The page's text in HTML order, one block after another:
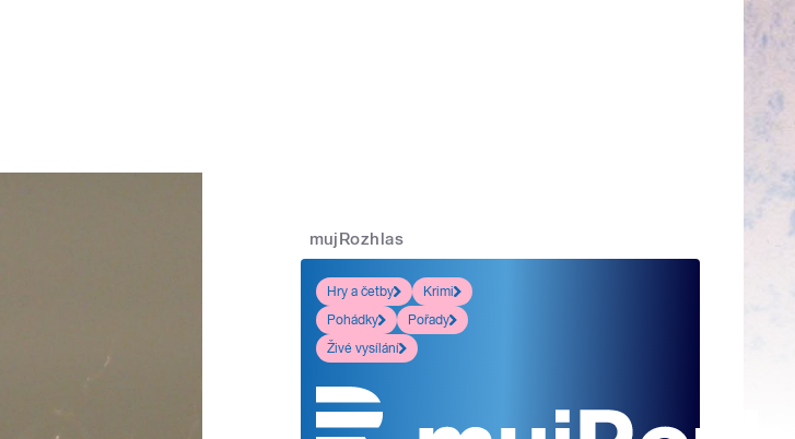
mujRozhlas
Hry a četby
Krimi
Pohádky
Pořady
Živé vysílání